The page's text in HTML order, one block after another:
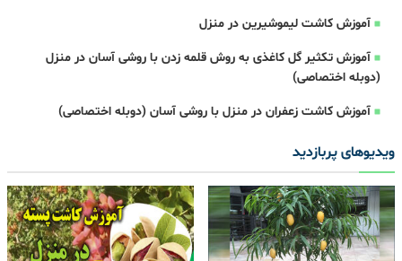
آموزش کاشت لیموشیرین در منزل
آموزش تکثیر گل کاغذی به روش قلمه زدن با روشی آسان در منزل
(دوبله اختصاصی)
آموزش کاشت زعفران در منزل با روشی آسان (دوبله اختصاصی)
ویدیوهای پربازدید